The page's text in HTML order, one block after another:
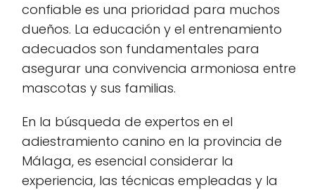
confiable es una prioridad para muchos
dueños. La educación y el entrenamiento
adecuados son fundamentales para
asegurar una convivencia armoniosa entre
mascotas y sus familias.
En la búsqueda de expertos en el
adiestramiento canino en la provincia de
Málaga, es esencial considerar la
experiencia, las técnicas empleadas y la